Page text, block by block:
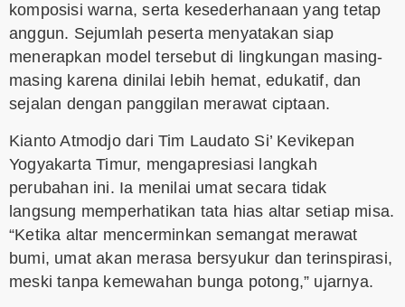
komposisi warna, serta kesederhanaan yang tetap
anggun. Sejumlah peserta menyatakan siap
menerapkan model tersebut di lingkungan masing-
masing karena dinilai lebih hemat, edukatif, dan
sejalan dengan panggilan merawat ciptaan.
Kianto Atmodjo dari Tim Laudato Si’ Kevikepan
Yogyakarta Timur, mengapresiasi langkah
perubahan ini. Ia menilai umat secara tidak
langsung memperhatikan tata hias altar setiap misa.
“Ketika altar mencerminkan semangat merawat
bumi, umat akan merasa bersyukur dan terinspirasi,
meski tanpa kemewahan bunga potong,” ujarnya.